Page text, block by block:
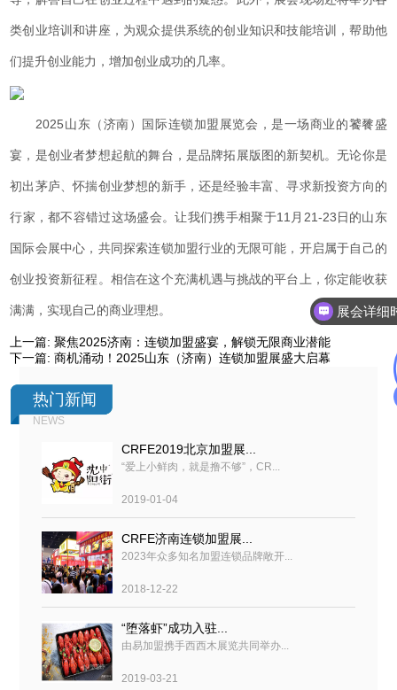
类创业培训和讲座，为观众提供系统的创业知识和技能培训，帮助他
们提升创业能力，增加创业成功的几率。
2025山东（济南）国际连锁加盟展览会，是一场商业的饕餮盛
宴，是创业者梦想起航的舞台，是品牌拓展版图的新契机。无论你是
初出茅庐、怀揣创业梦想的新手，还是经验丰富、寻求新投资方向的
行家，都不容错过这场盛会。让我们携手相聚于11月21-23日的山东
国际会展中心，共同探索连锁加盟行业的无限可能，开启属于自己的
创业投资新征程。相信在这个充满机遇与挑战的平台上，你定能收获
满满，实现自己的商业理想。
上一篇:聚焦2025济南：连锁加盟盛宴，解锁无限商业潜能
下一篇:商机涌动！2025山东（济南）连锁加盟展盛大启幕
热门新闻
NEWS
CRFE2019北京加盟展...
“爱上小鲜肉，就是撸不够”，CR...
2019-01-04
CRFE济南连锁加盟展...
2023年众多知名加盟连锁品牌敞开...
2018-12-22
“堕落虾”成功入驻...
由易加盟携手西西木展览共同举办...
2019-03-21
展会详细